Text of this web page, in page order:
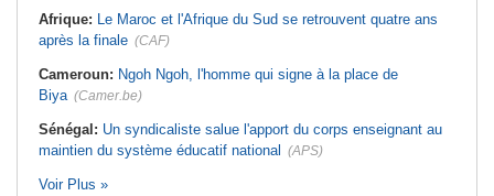
Afrique: Le Maroc et l'Afrique du Sud se retrouvent quatre ans
après la finale (CAF)
Cameroun: Ngoh Ngoh, l'homme qui signe à la place de
Biya (Camer.be)
Sénégal: Un syndicaliste salue l'apport du corps enseignant au
maintien du système éducatif national (APS)
Voir Plus »